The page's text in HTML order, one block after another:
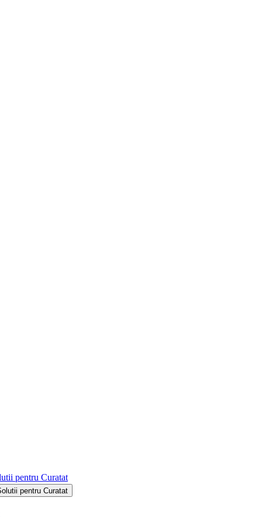
pentru Curatat
pentru Curatat